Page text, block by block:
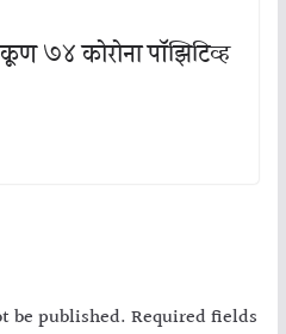
७४ कोरोना पॉझिटिव्ह
be published. Required fields